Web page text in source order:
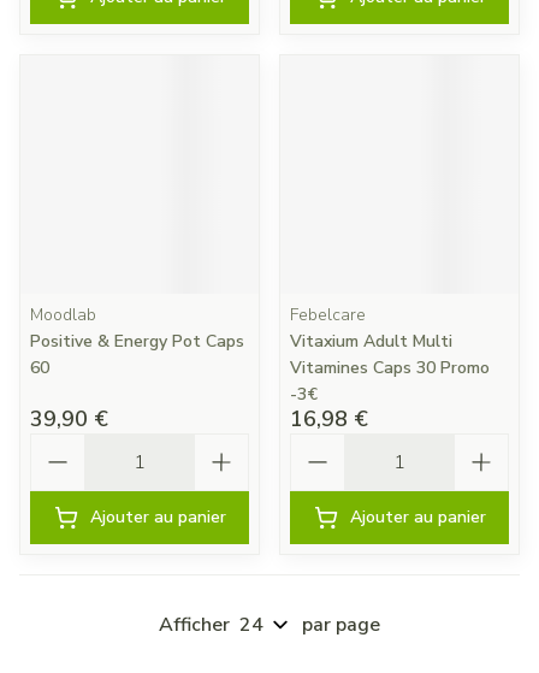
Moodlab
Positive & Energy Pot Caps
60
39,90 €
Ajouter au panier
Febelcare
Vitaxium Adult Multi
Vitamines Caps 30 Promo
-3€
16,98 €
Ajouter au panier
Afficher par page